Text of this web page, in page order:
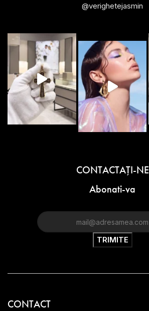
@verighetejasmin
CONTACTAŢI-NE
Abonati-va
CONTACT